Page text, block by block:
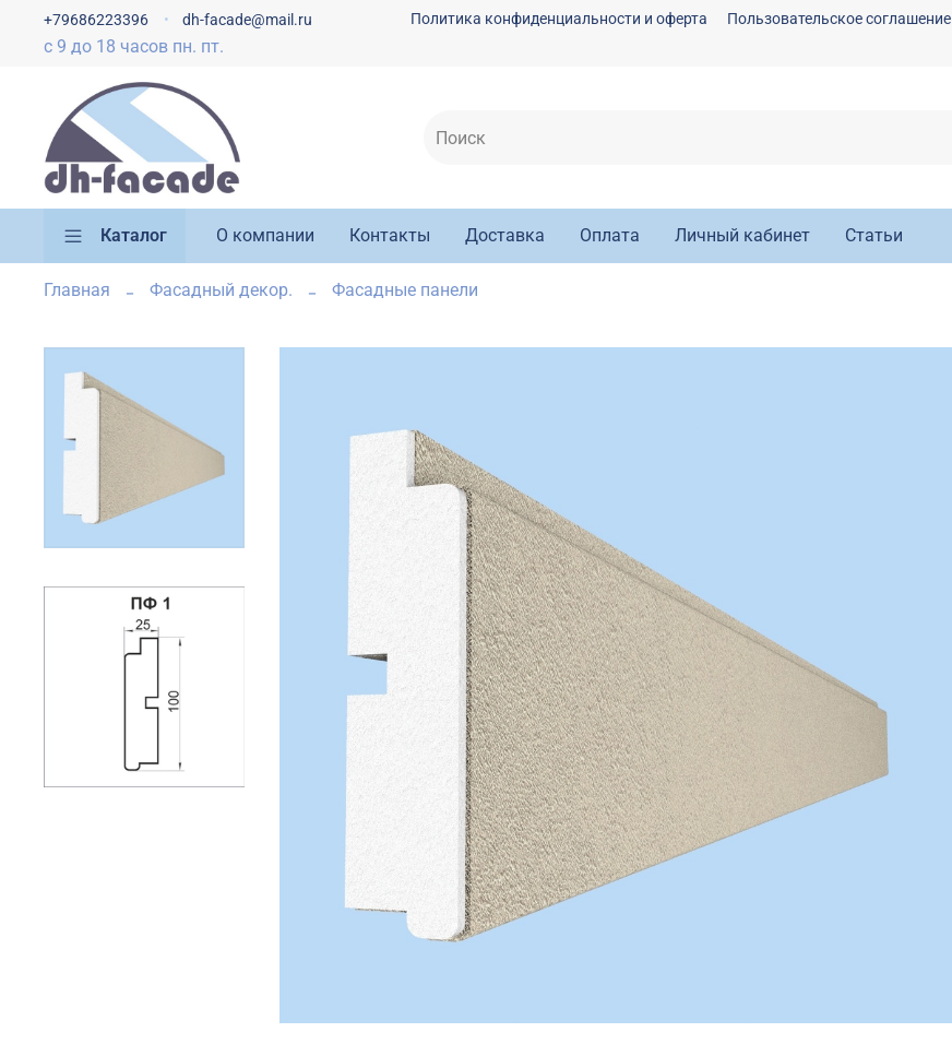
Политика конфиденциальности и оферта Пользовательское соглашение
с 9 до 18 часов пн. пт.
+79686223396 dh-facade@mail.ru
Каталог О компании Контакты Доставка Оплата Личный кабинет Статьи
Главная Фасадный декор. Фасадные панели